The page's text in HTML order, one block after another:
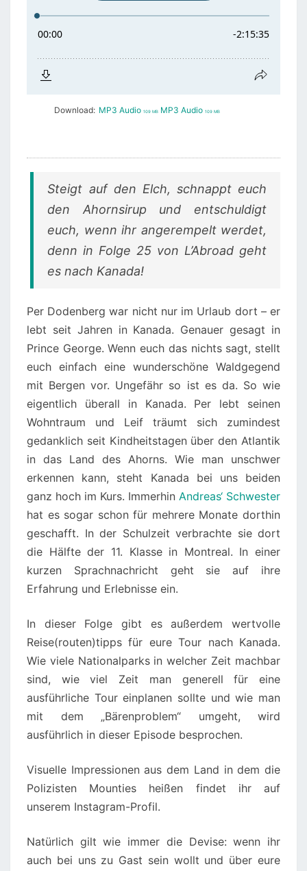
Download: MP3 Audio 109 MB MP3 Audio 109 MB
Steigt auf den Elch, schnappt euch
den Ahornsirup und entschuldigt
euch, wenn ihr angerempelt werdet,
denn in Folge 25 von L’Abroad geht
es nach Kanada!
Per Dodenberg war nicht nur im Urlaub dort – er
lebt seit Jahren in Kanada. Genauer gesagt in
Prince George. Wenn euch das nichts sagt, stellt
euch einfach eine wunderschöne Waldgegend
mit Bergen vor. Ungefähr so ist es da. So wie
eigentlich überall in Kanada. Per lebt seinen
Wohntraum und Leif träumt sich zumindest
gedanklich seit Kindheitstagen über den Atlantik
in das Land des Ahorns. Wie man unschwer
erkennen kann, steht Kanada bei uns beiden
ganz hoch im Kurs. Immerhin Andreas‘ Schwester
hat es sogar schon für mehrere Monate dorthin
geschafft. In der Schulzeit verbrachte sie dort
die Hälfte der 11. Klasse in Montreal. In einer
kurzen Sprachnachricht geht sie auf ihre
Erfahrung und Erlebnisse ein.
In dieser Folge gibt es außerdem wertvolle
Reise(routen)tipps für eure Tour nach Kanada.
Wie viele Nationalparks in welcher Zeit machbar
sind, wie viel Zeit man generell für eine
ausführliche Tour einplanen sollte und wie man
mit dem „Bärenproblem“ umgeht, wird
ausführlich in dieser Episode besprochen.
Visuelle Impressionen aus dem Land in dem die
Polizisten Mounties heißen findet ihr auf
unserem Instagram-Profil.
Natürlich gilt wie immer die Devise: wenn ihr
auch bei uns zu Gast sein wollt und über eure